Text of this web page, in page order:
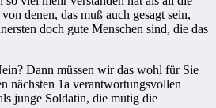
denen, das muß auch gesagt sein,
doch gute Menschen sind, die das
Dann müssen wir das wohl für Sie
nächsten 1a verantwortungsvollen
junge Soldatin, die mutig die